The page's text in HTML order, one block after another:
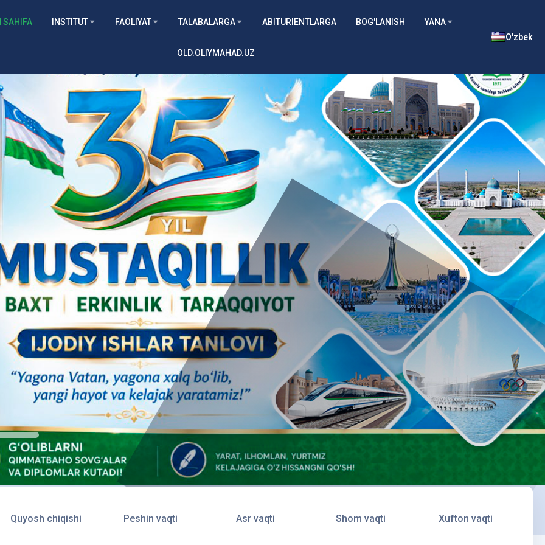
SAHIFA INSTITUT FAOLIYAT TALABALARGA ABITURIENTLARGA BOG'LANISH YANA
OLD.OLIYMAHAD.UZ
O'zbek
Quyosh chiqishi Peshin vaqti Asr vaqti Shom vaqti Xufton vaqti